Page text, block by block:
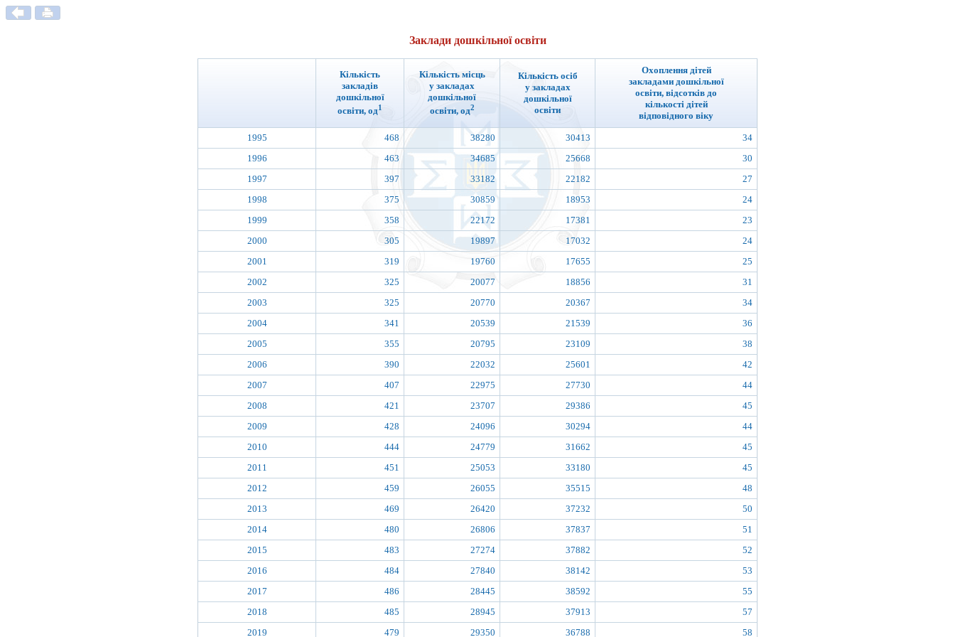
Заклади дошкільної освіти
Кількість
закладів
дошкільної
освіти, од1
Кількість місць
у закладах
дошкільної
освіти, од2
Кількість осіб
у закладах
дошкільної
освіти
Охоплення дітей
закладами дошкільної
освіти, відсотків до
кількості дітей
відповідного віку
1995 468 38280 30413
34
1996
463 34685 25668
30
1997
397 33182 22182
27
1998
375 30859 18953
24
1999
358 22172 17381
23
2000
305 19897 17032
24
2001
319 19760 17655
25
2002
325 20077 18856
31
2003
325 20770 20367
34
2004
341 20539 21539
36
2005
355 20795 23109
38
2006
390 22032 25601
42
2007
407 22975 27730
44
2008
421 23707 29386
45
2009
428 24096 30294
44
2010
444 24779 31662
45
2011
451 25053 33180
45
2012
459 26055 35515
48
2013
469 26420 37232
50
2014
480 26806 37837
51
2015
483 27274 37882
52
2016
484 27840 38142
53
2017
486 28445 38592
55
2018
485 28945 37913
57
2019
479 29350 36788 58